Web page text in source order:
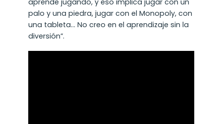
aprende jugando, y eso implica jugar con un
palo y una piedra, jugar con el Monopoly, con
una tableta… No creo en el aprendizaje sin la
diversión”.